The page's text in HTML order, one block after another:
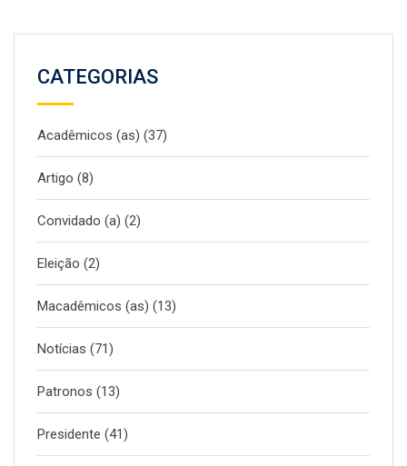
CATEGORIAS
Acadêmicos (as) (37)
Artigo (8)
Convidado (a) (2)
Eleição (2)
Macadêmicos (as) (13)
Notícias (71)
Patronos (13)
Presidente (41)